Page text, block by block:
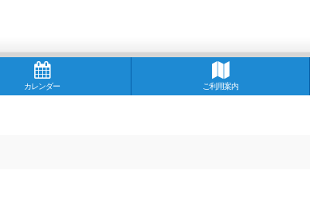
カレンダー ご利用案内